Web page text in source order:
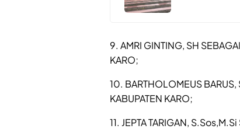
9. AMRI GINTING, SH
KARO;
10. BARTHOLOMEUS BARUS,
KABUPATEN KARO;
11. JEPTA TARIGAN,